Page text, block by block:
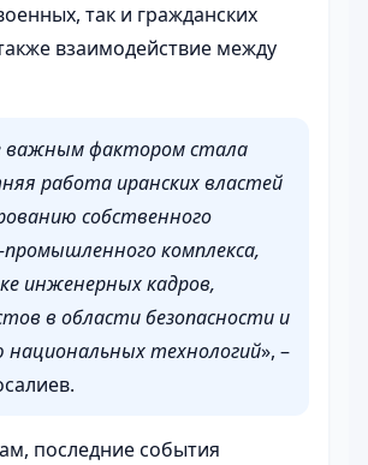
так и гражданских
взаимодействие между
важным фактором стала
работа иранских властей
собственного
комплекса,
инженерных кадров,
в области безопасности и
технологий», –
последние события